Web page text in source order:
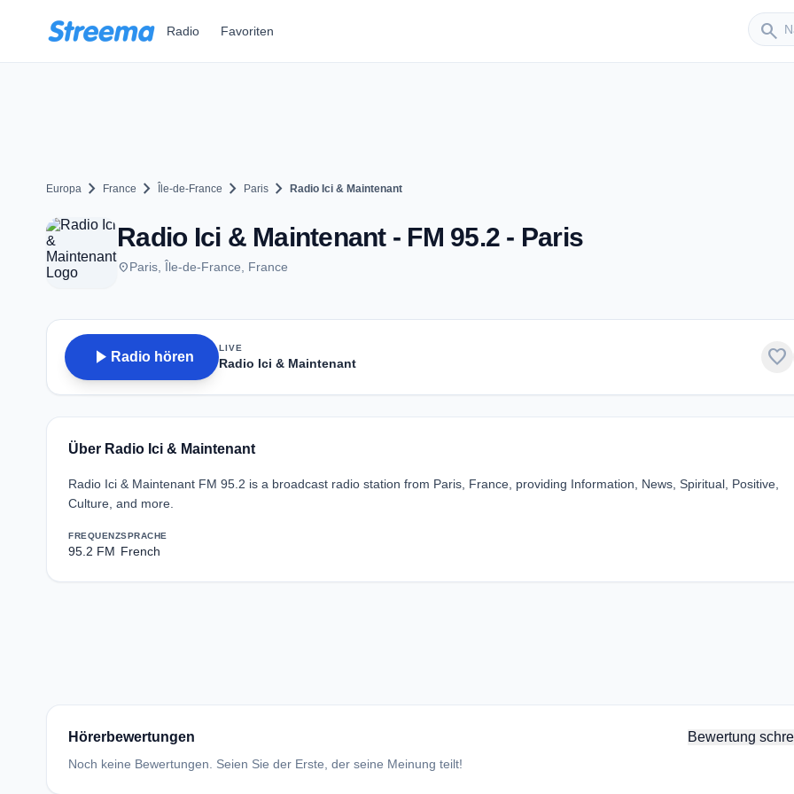
Radio Favoriten search
Europa chevron_right France chevron_right Île-de-France chevron_right Paris chevron_right Radio Ici & Maintenant
Radio Ici & Maintenant - FM 95.2 - Paris
placeParis, Île-de-France, France
play_arrow Radio hören
LIVE
Radio Ici & Maintenant favorite
Über Radio Ici & Maintenant
Radio Ici & Maintenant FM 95.2 is a broadcast radio station from Paris, France, providing Information, News, Spiritual, Positive,
Culture, and more.
FREQUENZ
95.2 FM
SPRACHE
French
Hörerbewertungen Bewertung
Noch keine Bewertungen. Seien Sie der Erste, der seine Meinung teilt!